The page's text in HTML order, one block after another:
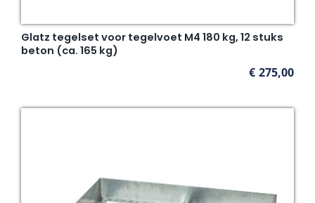
Glatz tegelset voor tegelvoet M4 180 kg, 12 stuks
beton (ca. 165 kg)
€ 275,00